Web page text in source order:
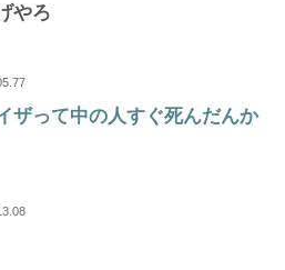
やろ
ザって中の人すぐ死んだんか